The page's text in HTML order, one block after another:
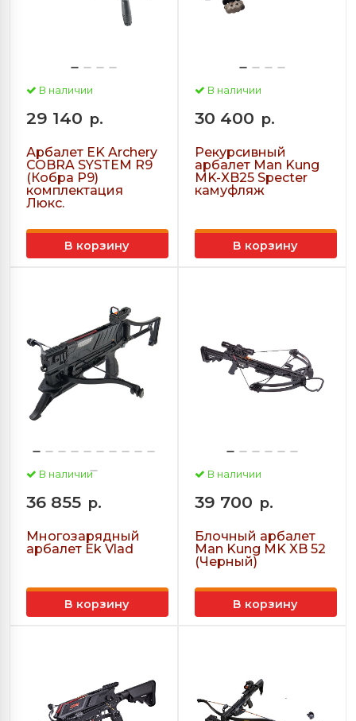
В наличии
29 140 р.
Арбалет EK Archery
COBRA SYSTEM R9
(Кобра Р9)
комплектация
Люкс.
В корзину
В наличии
30 400 р.
Рекурсивный
арбалет Man Kung
MK-XB25 Specter
камуфляж
В корзину
В наличии
36 855 р.
Многозарядный
арбалет Ek Vlad
В корзину
В наличии
39 700 р.
Блочный арбалет
Man Kung MK XB 52
(Черный)
В корзину